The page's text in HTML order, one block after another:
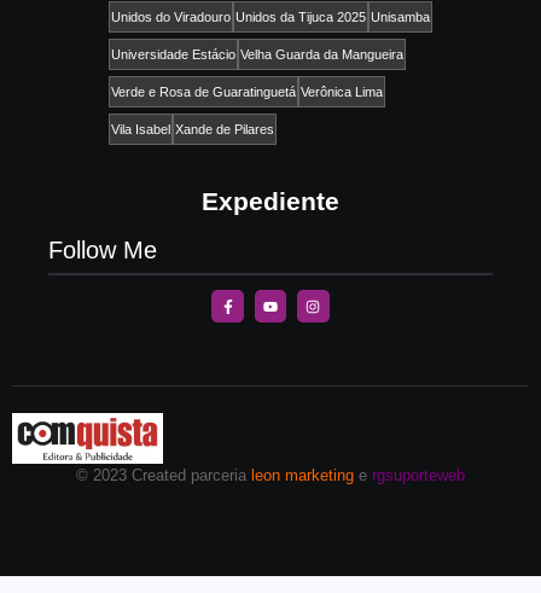
Unidos do Viradouro Unidos da Tijuca 2025 Unisamba
Universidade Estácio Velha Guarda da Mangueira
Verde e Rosa de Guaratinguetá Verônica Lima
Vila Isabel Xande de Pilares
Expediente
Follow Me
© 2023 Created parceria leon marketing e rgsuporteweb